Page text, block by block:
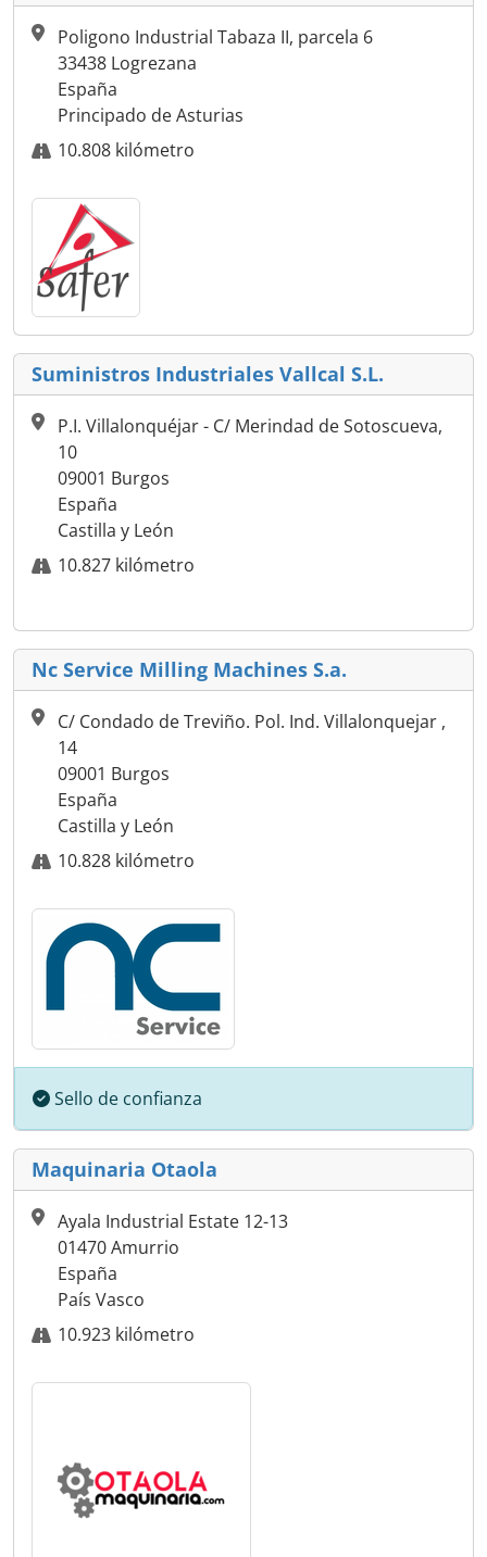
Poligono Industrial Tabaza II, parcela 6
33438 Logrezana
España
Principado de Asturias
10.808 kilómetro
Suministros Industriales Vallcal S.L.
P.I. Villalonquéjar - C/ Merindad de Sotoscueva,
10
09001 Burgos
España
Castilla y León
10.827 kilómetro
Nc Service Milling Machines S.a.
C/ Condado de Treviño. Pol. Ind. Villalonquejar ,
14
09001 Burgos
España
Castilla y León
10.828 kilómetro
Sello de confianza
Maquinaria Otaola
Ayala Industrial Estate 12-13
01470 Amurrio
España
País Vasco
10.923 kilómetro